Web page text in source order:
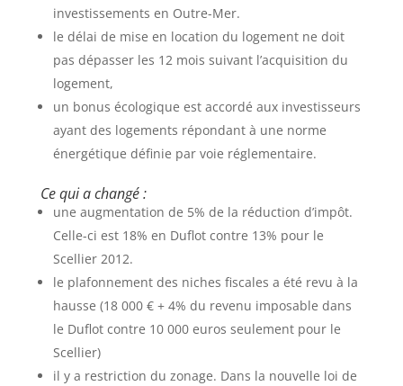
investissements en Outre-Mer.
le délai de mise en location du logement ne doit
pas dépasser les 12 mois suivant l’acquisition du
logement,
un bonus écologique est accordé aux investisseurs
ayant des logements répondant à une norme
énergétique définie par voie réglementaire.
Ce qui a changé :
une augmentation de 5% de la réduction d’impôt.
Celle-ci est 18% en Duflot contre 13% pour le
Scellier 2012.
le plafonnement des niches fiscales a été revu à la
hausse (18 000 € + 4% du revenu imposable dans
le Duflot contre 10 000 euros seulement pour le
Scellier)
il y a restriction du zonage. Dans la nouvelle loi de